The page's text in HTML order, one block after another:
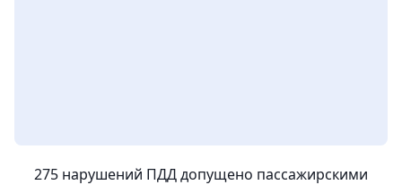
275 нарушений ПДД допущено пассажирскими